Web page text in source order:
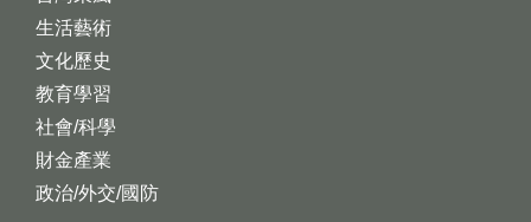
生活藝術
文化歷史
教育學習
社會/科學
財金產業
政治/外交/國防